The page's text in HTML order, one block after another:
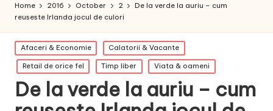
Home 2016 October 2
De la verde la auriu – cum
reuseste Irlanda jocul de culori
Posted
in
Afaceri & Economie Calatorii & Vacante
Retail de orice fel Timp liber Viata & oameni
De la verde la auriu – cum